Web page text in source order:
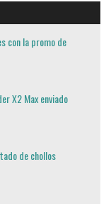
con la promo de
X2 Max enviado
de chollos